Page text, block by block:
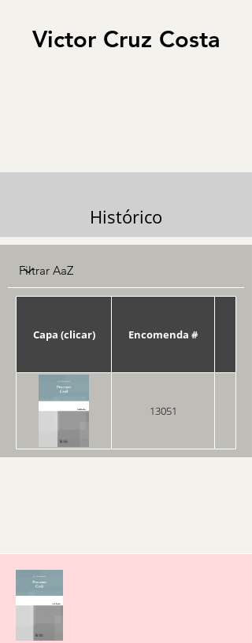
Victor Cruz Costa
Histórico
Capa (clicar) Encomenda #
13051